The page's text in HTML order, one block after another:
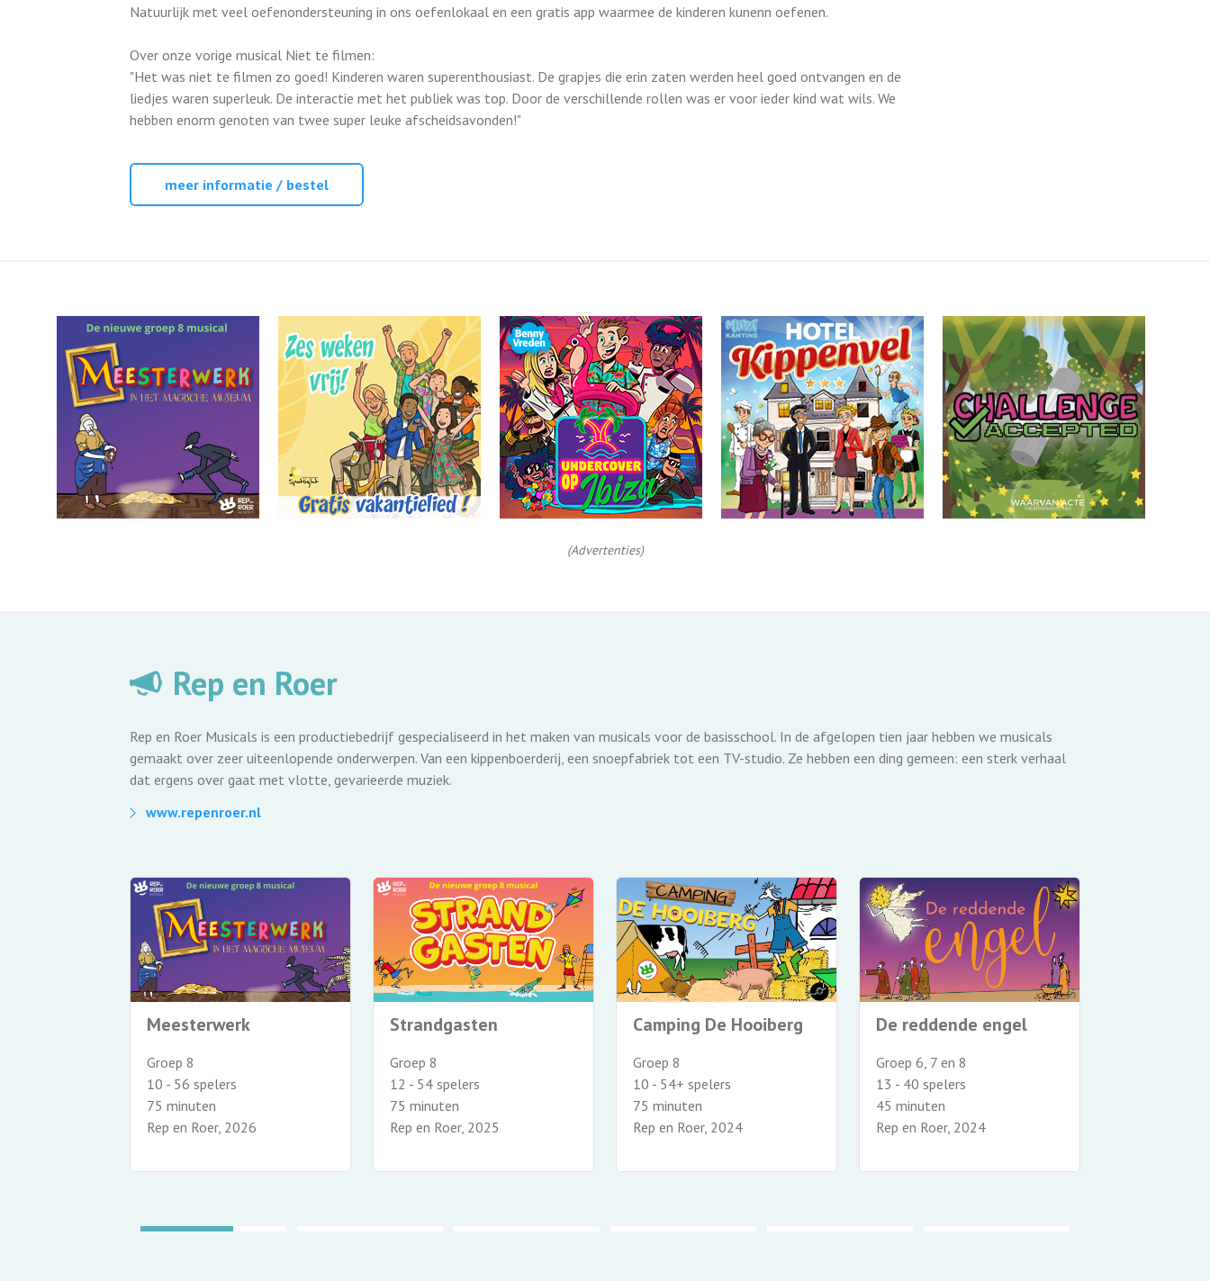
Natuurlijk met veel oefenondersteuning in ons oefenlokaal en een gratis app waarmee de kinderen kunenn oefenen.
Over onze vorige musical Niet te filmen:
"Het was niet te filmen zo goed! Kinderen waren superenthousiast. De grapjes die erin zaten werden heel goed ontvangen en de
liedjes waren superleuk. De interactie met het publiek was top. Door de verschillende rollen was er voor ieder kind wat wils. We
hebben enorm genoten van twee super leuke afscheidsavonden!"
meer informatie / bestel
(Advertenties)
Rep en Roer
Rep en Roer Musicals is een productiebedrijf gespecialiseerd in het maken van musicals voor de basisschool. In de afgelopen tien jaar hebben we musicals
gemaakt over zeer uiteenlopende onderwerpen. Van een kippenboerderij, een snoepfabriek tot een TV-studio. Ze hebben een ding gemeen: een sterk verhaal
dat ergens over gaat met vlotte, gevarieerde muziek.
www.repenroer.nl
Meesterwerk
Groep 8
10 - 56 spelers
75 minuten
Rep en Roer, 2026
Strandgasten
Groep 8
12 - 54 spelers
75 minuten
Rep en Roer, 2025
Camping De Hooiberg
Groep 8
10 - 54+ spelers
75 minuten
Rep en Roer, 2024
De reddende engel
Groep 6, 7 en 8
13 - 40 spelers
45 minuten
Rep en Roer, 2024